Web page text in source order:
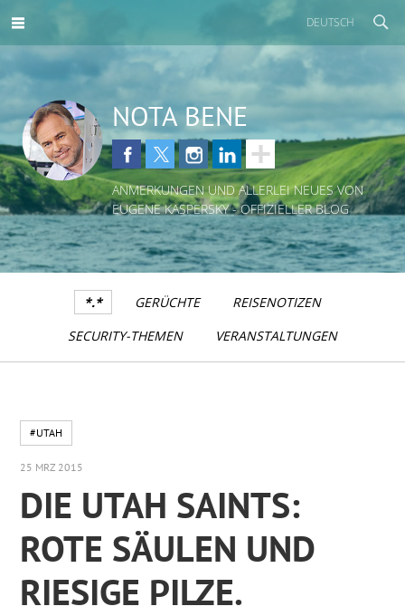
DEUTSCH
NOTA BENE
ANMERKUNGEN UND ALLERLEI NEUES VON
EUGENE KASPERSKY - OFFIZIELLER BLOG
*.* GERÜCHTE
REISENOTIZEN
SECURITY-THEMEN
VERANSTALTUNGEN
#UTAH
25 MRZ 2015
DIE UTAH SAINTS:
ROTE SÄULEN UND
RIESIGE PILZE.